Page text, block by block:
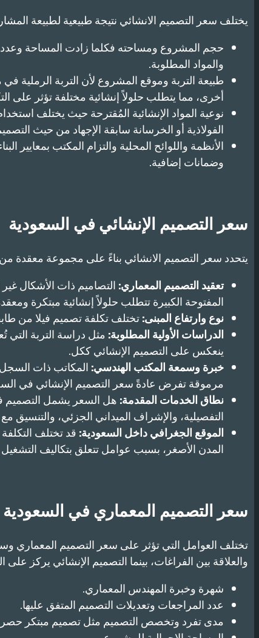
يختلف سعر التصميم الانشائي نتيجة طبيعية لطبيعة
حجم المشروع ومساحته فكلما زادت المساحة وعدد
والمواد المطلوبة.
طبيعة التربة وموقع المشروع لأن التربة
أخرى، مما يتطلب حلولاً إنشائية مختلفة تؤثر على
نوعية المواد الإنشائية المُقترحة حيث يختلف
الفولاذية أو الخرسانة سابقة الإجهاد من حيث
الأنظمة واللوائح المحلية والتزام المكتب بمعايير
وضمانات إضافية.
سعر التصميم الإنشائي في السعودية
يتحدد سعر التصميم الانشائي بناءً على مجموعة معقدة من
تعقيد التصميم المعماري: التصاميم ذات الأشكال غير
المفتوحة الكبيرة تتطلب حلولاً إنشائية مبتكرة
نوع وارتفاع المبنى:تختلف تكلفة تصميم فيلا من
الدراسات الأولية المطلوبة: مثل دراسة التربة التي
ينعكس على التصميم الإنشائي ككل.
خبرة وسمعة المكتب الهندسي: المكاتب ذات السجل
مرموقة تفرض عادةً سعر التصميم الإنشائي في
نطاق الخدمات المقدمة: هل السعر يشمل التصميم
التفصيلية، والإشراف الميداني الجزئي، والتنسيق
الموقع الجغرافي داخل السعودية: قد تختلف
المدن الأصغر، بسبب عوامل تتعلق بتكاليف
سعر التصميم المعماري في السعودية
تختلف العوامل التي تؤثر على سعر التصميم المعماري
والعلاقة بين الفراغات، بينما التصميم الإنشائي يركز
شهرة وخبرة المهندس المعماري.
عدد المراجعات وتعديلات التصميم المتفق عليها.
مدى تفرد وتخصص التصميم مثل تصميم مبتكر